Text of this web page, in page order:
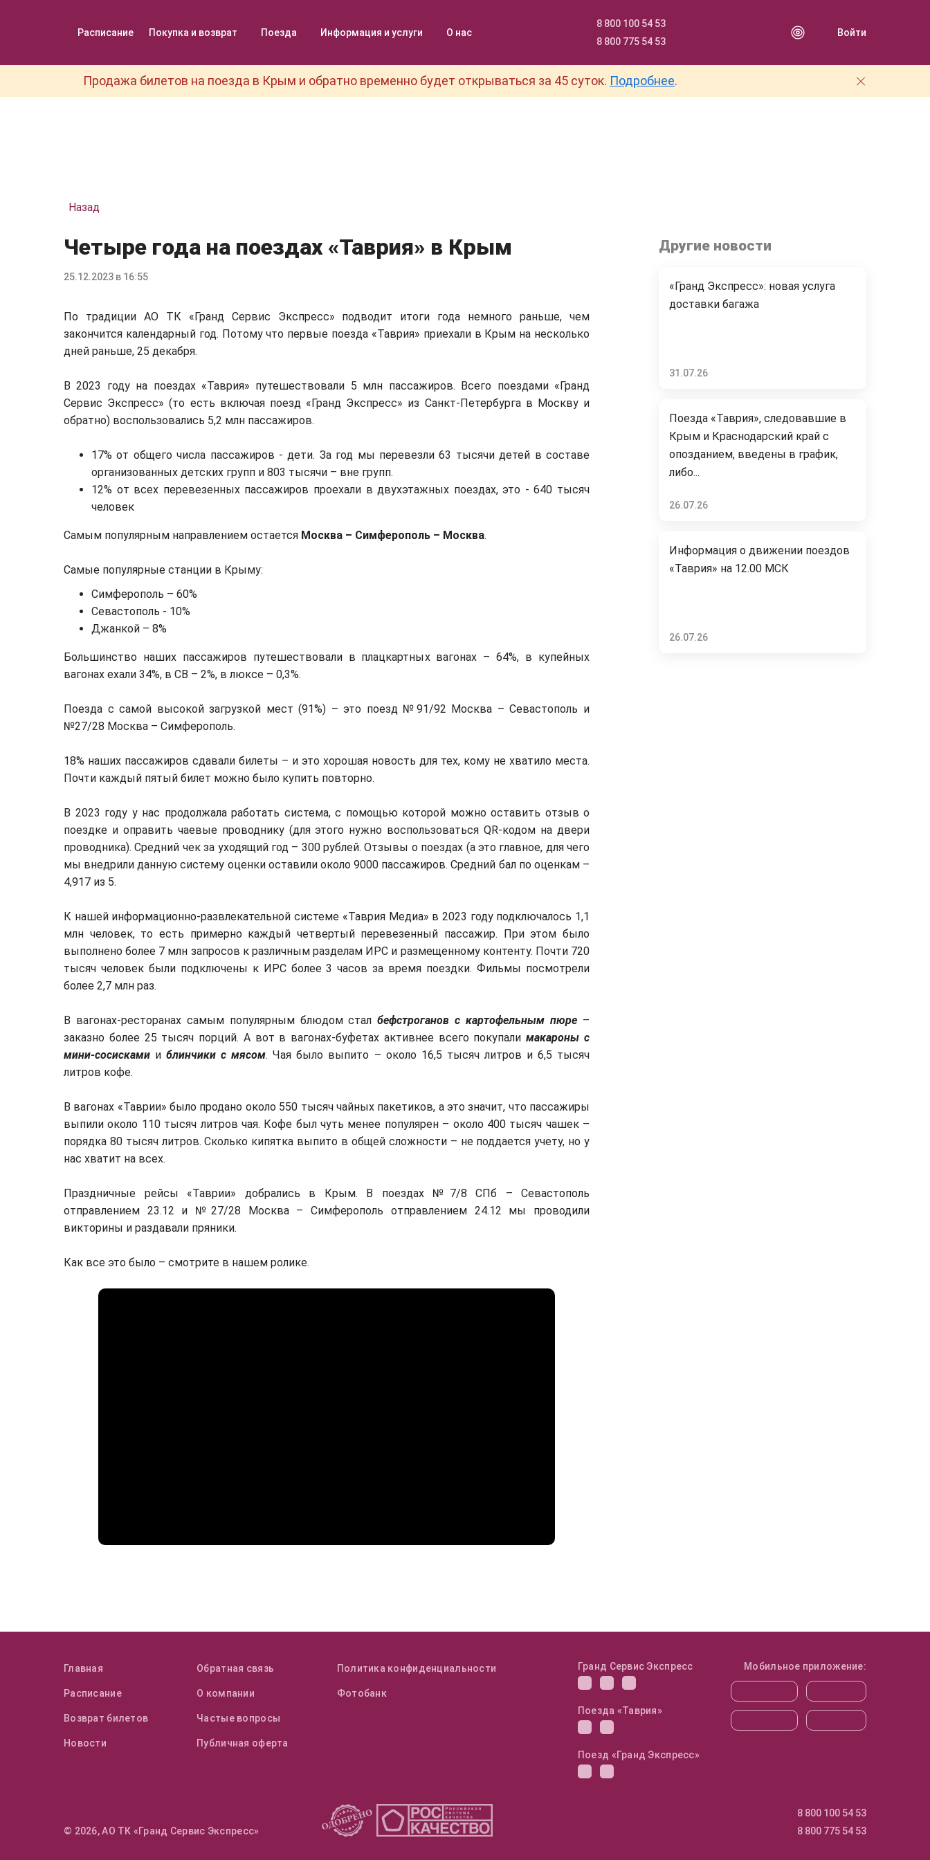
Расписание Покупка и возврат Поезда Информация и услуги О нас
8 800 100 54 53
8 800 775 54 53
Войти
Продажа билетов на поезда в Крым и обратно временно будет открываться за 45 суток. Подробнее.
Назад
Четыре года на поездах «Таврия» в Крым
25.12.2023 в 16:55
По традиции АО ТК «Гранд Сервис Экспресс» подводит итоги года немного раньше, чем
закончится календарный год. Потому что первые поезда «Таврия» приехали в Крым на несколько
дней раньше, 25 декабря.
В 2023 году на поездах «Таврия» путешествовали 5 млн пассажиров. Всего поездами «Гранд
Сервис Экспресс» (то есть включая поезд «Гранд Экспресс» из Санкт-Петербурга в Москву и
обратно) воспользовались 5,2 млн пассажиров.
17% от общего числа пассажиров - дети. За год мы перевезли 63 тысячи детей в составе
организованных детских групп и 803 тысячи – вне групп.
12% от всех перевезенных пассажиров проехали в двухэтажных поездах, это - 640 тысяч
человек
Самым популярным направлением остается Москва – Симферополь – Москва.
Самые популярные станции в Крыму:
Симферополь – 60%
Севастополь - 10%
Джанкой – 8%
Большинство наших пассажиров путешествовали в плацкартных вагонах – 64%, в купейных
вагонах ехали 34%, в СВ – 2%, в люксе – 0,3%.
Поезда с самой высокой загрузкой мест (91%) – это поезд №91/92 Москва – Севастополь и
№27/28 Москва – Симферополь.
18% наших пассажиров сдавали билеты – и это хорошая новость для тех, кому не хватило места.
Почти каждый пятый билет можно было купить повторно.
В 2023 году у нас продолжала работать система, с помощью которой можно оставить отзыв о
поездке и оправить чаевые проводнику (для этого нужно воспользоваться QR-кодом на двери
проводника). Средний чек за уходящий год – 300 рублей. Отзывы о поездах (а это главное, для чего
мы внедрили данную систему оценки оставили около 9000 пассажиров. Средний бал по оценкам –
4,917 из 5.
К нашей информационно-развлекательной системе «Таврия Медиа» в 2023 году подключалось 1,1
млн человек, то есть примерно каждый четвертый перевезенный пассажир. При этом было
выполнено более 7 млн запросов к различным разделам ИРС и размещенному контенту. Почти 720
тысяч человек были подключены к ИРС более 3 часов за время поездки. Фильмы посмотрели
более 2,7 млн раз.
В вагонах-ресторанах самым популярным блюдом сталбефстроганов с картофельным пюре –
заказно более 25 тысяч порций. А вот в вагонах-буфетах активнее всего покупалимакароны с
мини-сосисками иблинчики с мясом. Чая было выпито – около 16,5 тысяч литров и 6,5 тысяч
литров кофе.
В вагонах «Таврии» было продано около 550 тысяч чайных пакетиков, а это значит, что пассажиры
выпили около 110 тысяч литров чая. Кофе был чуть менее популярен – около 400 тысяч чашек –
порядка 80 тысяч литров. Сколько кипятка выпито в общей сложности – не поддается учету, но у
нас хватит на всех.
Праздничные рейсы «Таврии» добрались в Крым. В поездах №7/8 СПб – Севастополь
отправлением 23.12 и №27/28 Москва – Симферополь отправлением 24.12 мы проводили
викторины и раздавали пряники.
Как все это было – смотрите в нашем ролике.
Другие новости
«Гранд Экспресс»: новая услуга
доставки багажа
31.07.26
Поезда «Таврия», следовавшие в
Крым и Краснодарский край с
опозданием, введены в график,
либо...
26.07.26
Информация о движении поездов
«Таврия» на 12.00 МСК
26.07.26
Главная
Расписание
Возврат билетов
Новости
Обратная связь
О компании
Частые вопросы
Публичная оферта
Политика конфиденциальности
Фотобанк
Гранд Сервис Экспресс
Поезда «Таврия»
Поезд «Гранд Экспресс»
Мобильное приложение:
© 2026, АО ТК «Гранд Сервис Экспресс»
8 800 100 54 53
8 800 775 54 53